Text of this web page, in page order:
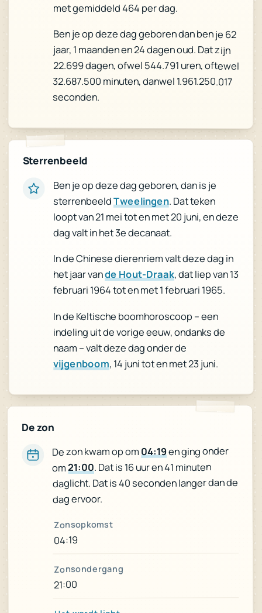
met gemiddeld 464 per dag.
Ben je op deze dag geboren dan ben je 62
jaar, 1 maanden en 24 dagen oud. Dat zijn
22.699 dagen, ofwel 544.791 uren, oftewel
32.687.500 minuten, danwel 1.961.250.017
seconden.
Sterrenbeeld
Ben je op deze dag geboren, dan is je
sterrenbeeldTweelingen. Dat teken
loopt van 21 mei tot en met 20 juni, en deze
dag valt in het 3e decanaat.
In de Chinese dierenriem valt deze dag in
het jaar vande Hout-Draak, dat liep van 13
februari 1964 tot en met 1 februari 1965.
In de Keltische boomhoroscoop – een
indeling uit de vorige eeuw, ondanks de
naam – valt deze dag onder de
vijgenboom, 14 juni tot en met 23 juni.
De zon
De zon kwam op om 04:19en ging onder
om21:00. Dat is 16 uur en 41 minuten
daglicht. Dat is 40 seconden langer dan de
dag ervoor.
Zonsopkomst
04:19
Zonsondergang
21:00